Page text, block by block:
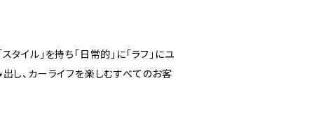
イル」を持ち「日常的」に「ラフ」にユ
し、カーライフを楽しむすべてのお客